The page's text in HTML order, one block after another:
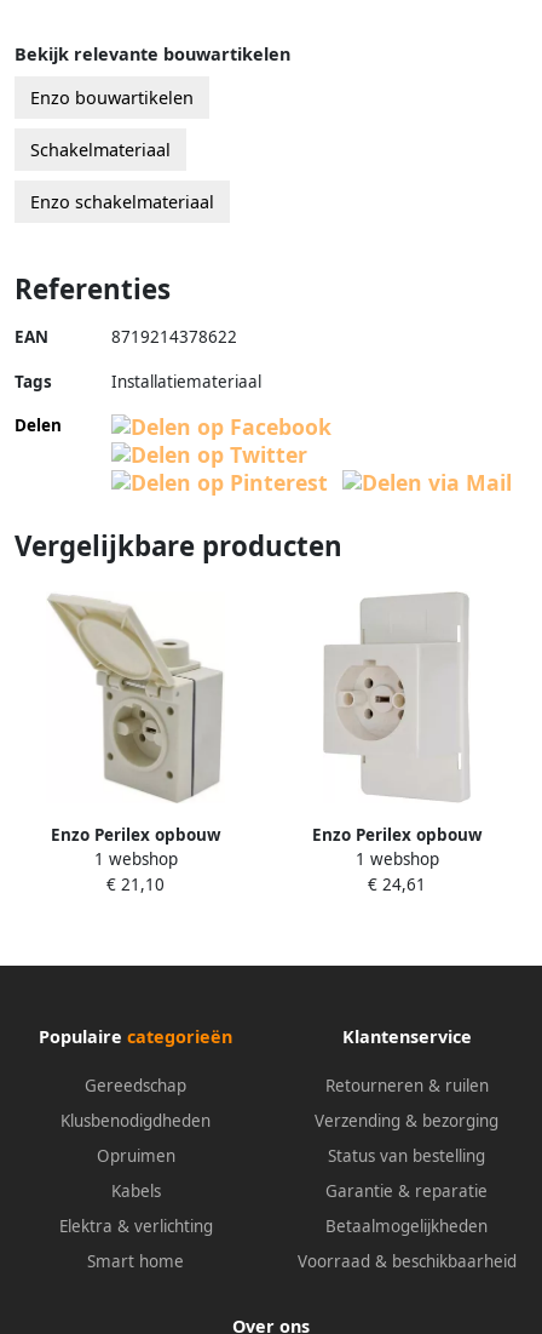
Bekijk relevante bouwartikelen
Enzo bouwartikelen
Schakelmateriaal
Enzo schakelmateriaal
Referenties
EAN 8719214378622
Tags
Installatiemateriaal
Delen
Vergelijkbare producten
Enzo Perilex opbouw
stopcontact | 16A SWD IP44
Power 4052914
1 webshop
€ 21,10
Enzo Perilex opbouw
stopcontact | 16A | met
montageplaat voor lasdoos |
1 webshop
€ 24,61
Populaire categorieën
Gereedschap
Klusbenodigdheden
Opruimen
Kabels
Elektra & verlichting
Smart home
Klantenservice
Retourneren & ruilen
Verzending & bezorging
Status van bestelling
Garantie & reparatie
Betaalmogelijkheden
Voorraad & beschikbaarheid
Over ons